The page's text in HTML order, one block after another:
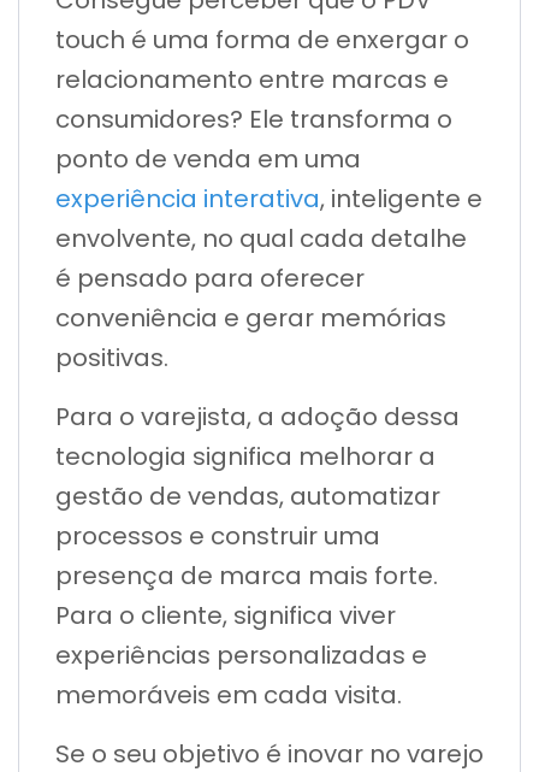
touch é uma forma de enxergar o
relacionamento entre marcas e
consumidores? Ele transforma o
ponto de venda em uma
experiência interativa, inteligente e
envolvente, no qual cada detalhe
é pensado para oferecer
conveniência e gerar memórias
positivas.
Para o varejista, a adoção dessa
tecnologia significa melhorar a
gestão de vendas, automatizar
processos e construir uma
presença de marca mais forte.
Para o cliente, significa viver
experiências personalizadas e
memoráveis em cada visita.
Se o seu objetivo é inovar no varejo